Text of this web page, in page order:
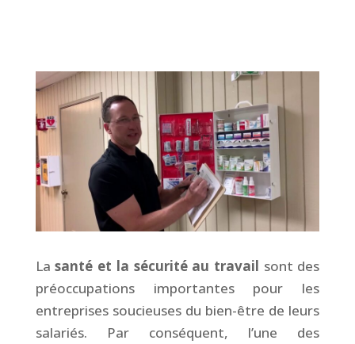
Lasanté et la sécurité au travail sont des
préoccupations importantes pour les
entreprises soucieuses du bien-être de leurs
salariés. Par conséquent, l’une des